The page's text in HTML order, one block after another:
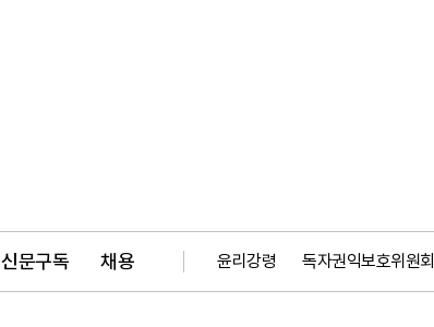
신문구독 채용 윤리강령 독자권익보호위원회